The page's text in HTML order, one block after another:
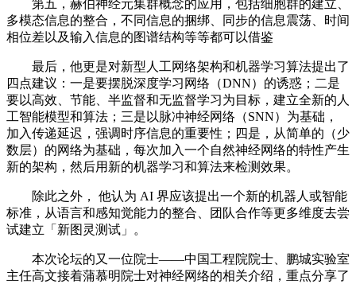
第五，赫伯神经元集群概念的应用，包括细胞群的建立、
多模态信息的整合，不同信息的捆绑、同步的信息震荡、时间
相位差以及输入信息的图谱结构等等都可以借鉴
最后，他更是对新型人工网络架构和机器学习算法提出了
四点建议：一是要摆脱深度学习网络（DNN）的诱惑；二是
要以高效、节能、半监督和无监督学习为目标，建立全新的人
工智能模型和算法；三是以脉冲神经网络（SNN）为基础，
加入传递延迟，强调时序信息的重要性；四是，从简单的（少
数层）的网络为基础，每次加入一个自然神经网络的特性产生
新的架构，然后用新的机器学习和算法来检测效果。
除此之外， 他认为 AI 界应该提出一个新的机器人或智能
标准，从语言和感知觉能力的整合、团队合作等更多维度去尝
试建立「新图灵测试」。
本次论坛的又一位院士——中国工程院院士、鹏城实验室
主任高文接着蒲慕明院士对神经网络的相关介绍，重点分享了